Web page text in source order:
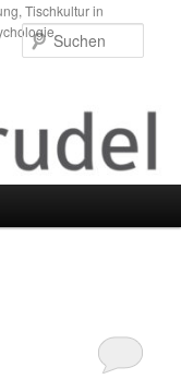
Tischkultur in